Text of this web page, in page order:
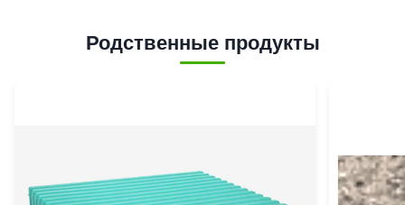
Родственные продукты